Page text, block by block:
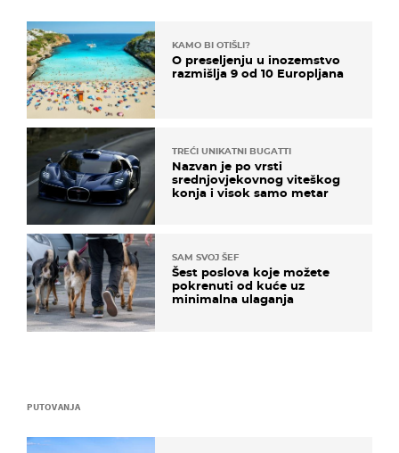
PUTOVANJA
KAMO BI OTIŠLI?
O preseljenju u inozemstvo
razmišlja 9 od 10 Europljana
TREĆI UNIKATNI BUGATTI
Nazvan je po vrsti
srednjovjekovnog viteškog
konja i visok samo metar
SAM SVOJ ŠEF
Šest poslova koje možete
pokrenuti od kuće uz
minimalna ulaganja